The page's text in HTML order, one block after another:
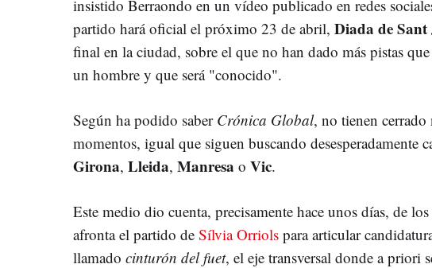
insistido Berraondo en un vídeo publicado en redes
partido hará oficial el próximo 23 de abril, Diada de
final en la ciudad, sobre el que no han dado más pistas que
un hombre y que será "conocido".
Según ha podido saber Crónica Global, no tienen
momentos, igual que siguen buscando desesperadamente
Girona, Lleida, Manresa o Vic.
Este medio dio cuenta, precisamente hace unos días, de
afronta el partido de Sílvia Orriols para articular
llamado cinturón del fuet, el eje transversal donde a priori